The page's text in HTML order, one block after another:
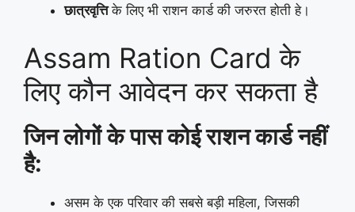
छात्रवृत्तिके लिए भी राशन कार्ड की जरुरत होती हे।
Assam Ration Card के
लिए कौन आवेदन कर सकता है
जिन लोगों के पास कोई राशन कार्ड नहीं
है:
असम के एक परिवार की सबसे बड़ी महिला, जिसकी